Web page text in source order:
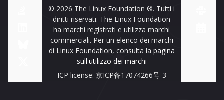
© 2026 The Linux Foundation ®. Tutti i
diritti riservati. The Linux Foundation
ha marchi registrati e utilizza marchi
commerciali. Per un elenco dei marchi
di Linux Foundation, consulta la pagina
sull'utilizzo dei marchi
ICP license: 京ICP备17074266号-3